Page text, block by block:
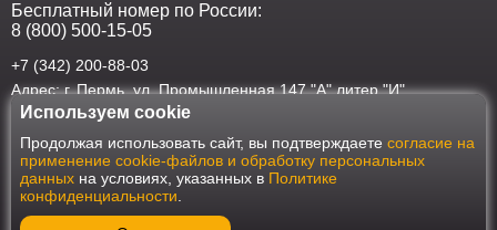
Бесплатный номер по России:
8 (800) 500-15-05
+7 (342) 200-88-03
Адрес: г. Пермь, ул. Промышленная 147 "А" литер "И"
Наш интернет-магазин работает в соответствии с требованиями
Федерального закона от 27 июля 2006 года №152-ФЗ "О персональных
данных". Оформить заказ на сайте Мебеласка возможно только при
наличии согласия на обработку Ваших персональных данных. Для
улучшения работы сайта и его взаимодействия с пользователями мы
используем файлы cookie. Продолжая пользоваться сайтом, вы
Используем cookie
Продолжая использовать сайт, вы подтверждаете согласие на
применение cookie-файлов и обработку персональных
данных на условиях, указанных в Политике
конфиденциальности